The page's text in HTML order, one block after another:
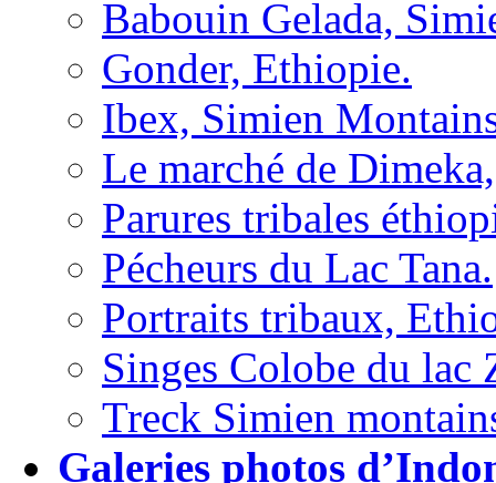
Babouin Gelada,
Gonder, Ethiopie.
Ibex, Simien
Le marché de
Parures tribales
Pécheurs du Lac Tana.
Portraits tribaux,
Singes Colobe du lac
Treck Simien
Galeries photos